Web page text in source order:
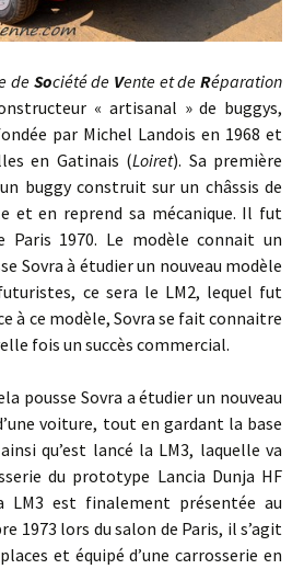
de Société de Vente et deRéparation
« artisanal » de buggys,
par Michel Landois en 1968 et
en Gatinais (Loiret). Sa première
buggy construit sur un châssis de
et en reprend sa mécanique. Il fut
Paris 1970. Le modèle connait un
Sovra à étudier un nouveau modèle
ce sera le LM2, lequel fut
à ce modèle, Sovra se fait connaitre
fois un succès commercial.
Sovra a étudier un nouveau
voiture, tout en gardant la base
qu’est lancé la LM3, laquelle va
du prototype Lancia Dunja HF
LM3 est finalement présentée au
1973 lors du salon de Paris, il s’agit
et équipé d’une carrosserie en